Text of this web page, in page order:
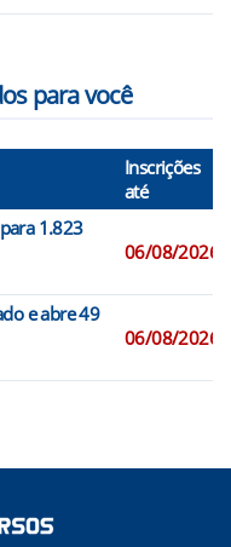
para você
Inscrições
até
1.823
06/08/2026
e abre 49
06/08/2026